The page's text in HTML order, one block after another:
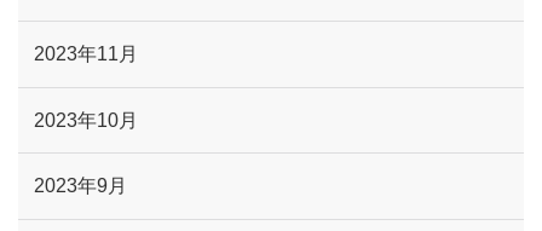
2023年11月
2023年10月
2023年9月